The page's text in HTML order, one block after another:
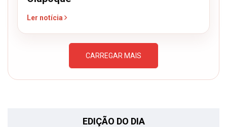
Ler notícia
CARREGAR MAIS
EDIÇÃO DO DIA